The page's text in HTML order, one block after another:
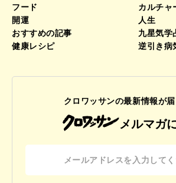
フード
カルチャ
開運
人生
おすすめの記事
九星気学
健康レシピ
逆引き病
クロワッサンの最新情報が
メルマガ